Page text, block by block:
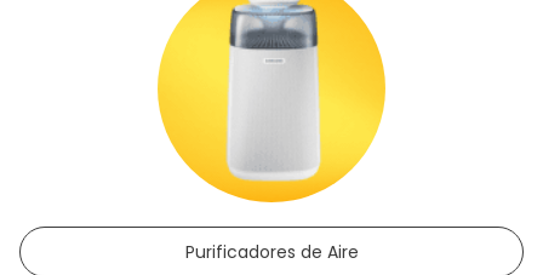
Purificadores de Aire